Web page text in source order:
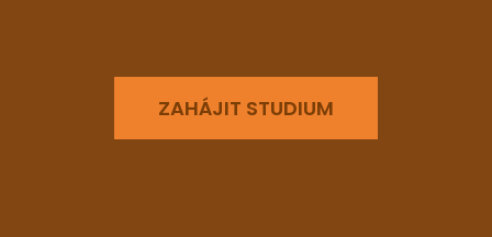
ZAHÁJIT STUDIUM